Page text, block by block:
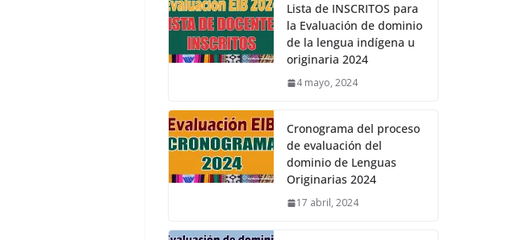
Lista de INSCRITOS para
la Evaluación de dominio
de la lengua indígena u
originaria 2024
4 mayo, 2024
Cronograma del proceso
de evaluación del
dominio de Lenguas
Originarias 2024
17 abril, 2024